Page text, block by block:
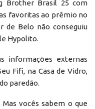
Brother Brasil 25 com
favoritas ao prêmio no
de Belo não conseguiu
Hypolito.
informações externas
Fifi, na Casa de Vidro,
paredão.
vocês sabem o que